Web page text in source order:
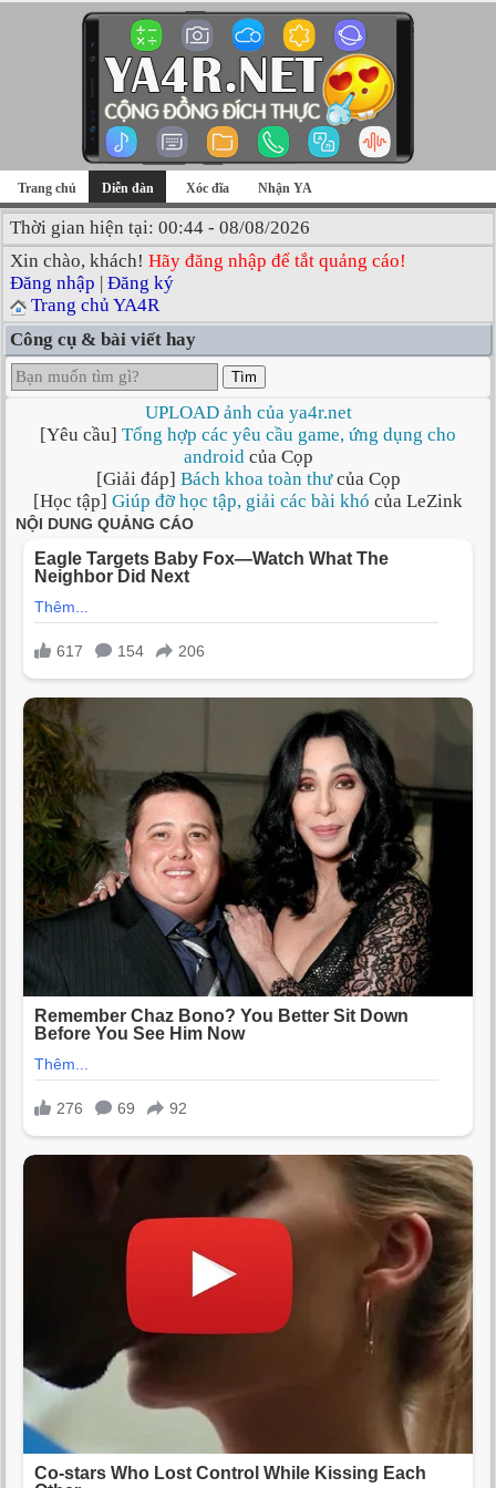
Trang chủ Diễn đàn Xóc đĩa Nhận YA
Thời gian hiện tại: 00:44 - 08/08/2026
Xin chào, khách! Hãy đăng nhập để tắt quảng cáo!
Đăng nhập | Đăng ký
Trang chủ YA4R
Công cụ & bài viết hay
Tìm
UPLOAD ảnh của ya4r.net
[Yêu cầu] Tổng hợp các yêu cầu game, ứng dụng cho
androidcủa Cọp
[Giải đáp] Bách khoa toàn thưcủa Cọp
[Học tập] Giúp đỡ học tập, giải các bài khó của LeZink